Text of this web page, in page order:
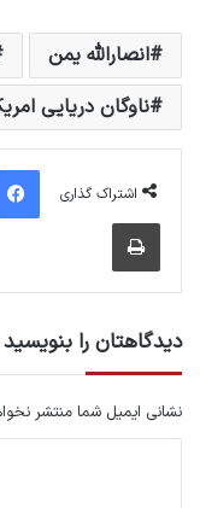
انصارالله یمن
ناوگان دریایی
اشتراک گذاری
چاپ
دیدگاهتان را بنویسید
نشانی ایمیل شما منتشر